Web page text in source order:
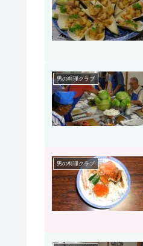
男の料理クラブ
男の料理クラブ